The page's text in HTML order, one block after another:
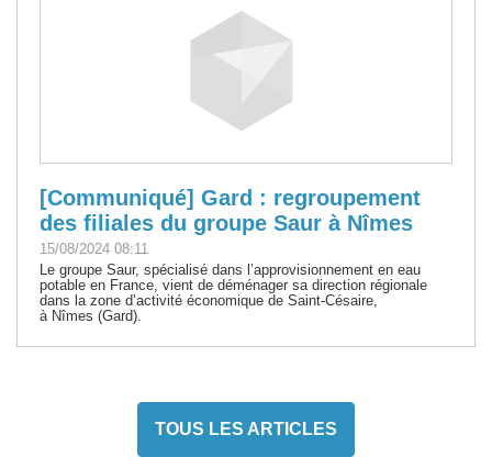
[Communiqué] Gard : regroupement
des filiales du groupe Saur à Nîmes
15/08/2024 08:11
Le groupe Saur, spécialisé dans l’approvisionnement en eau
potable en France, vient de déménager sa direction régionale
dans la zone d’activité économique de Saint-Césaire,
à Nîmes (Gard).
TOUS LES ARTICLES